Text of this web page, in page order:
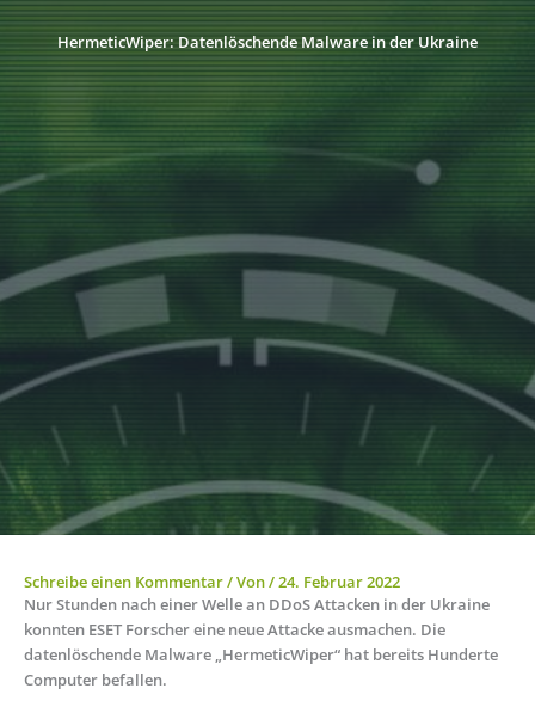
HermeticWiper: Datenlöschende Malware in der Ukraine
Schreibe einen Kommentar/ Von/24. Februar 2022
Nur Stunden nach einer Welle an DDoS Attacken in der Ukraine
konnten ESET Forscher eine neue Attacke ausmachen. Die
datenlöschende Malware „HermeticWiper“ hat bereits Hunderte
Computer befallen.